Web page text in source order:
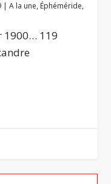
|A la une, Éphéméride,
1900… 119